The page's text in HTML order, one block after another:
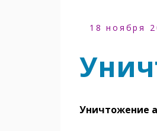
18 ноября
Уничтожение